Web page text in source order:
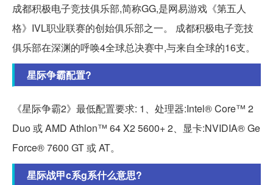
成都积极电子竞技俱乐部,简称GG,是网易游戏《第五人
格》IVL职业联赛的创始俱乐部之一。 成都积极电子竞技
俱乐部在深渊的呼唤4全球总决赛中,与来自全球的16支。
星际争霸配置?
《星际争霸2》最低配置要求: 1、处理器:Intel® Core™ 2
Duo 或 AMD Athlon™ 64 X2 5600+ 2、显卡:NVIDIA® Ge
Force® 7600 GT 或 AT。
星际战甲c系g系什么意思?